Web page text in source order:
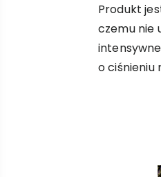
Produkt
czemu nie
o ciśnieniu